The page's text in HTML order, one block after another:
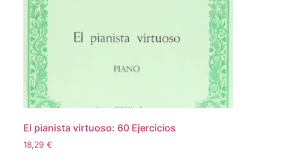
El pianista virtuoso: 60 Ejercicios
18,29 €